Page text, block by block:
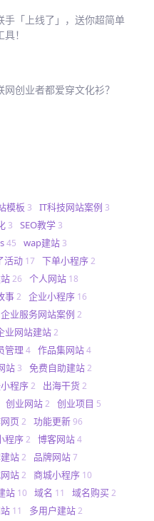
手「上线了」，送你超简单
！
网创业者都爱穿文化衫？
模板 3 IT科技网站案例 3
3 SEO教学 3
45 wap建站 3
活动 17 下单小程序2
26 个人网站 18
事2 企业小程序 16
企业服务网站案例 2
业网站建站2
管理 4 作品集网站4
站 3 免费自助建站2
程序2 出海干货2
创业网站2 创业项目 5
页 2 功能更新96
程序2 博客网站4
站2 品牌网站7
站2 商城小程序 10
站 10 域名 11 域名购买2
11 多用户建站2